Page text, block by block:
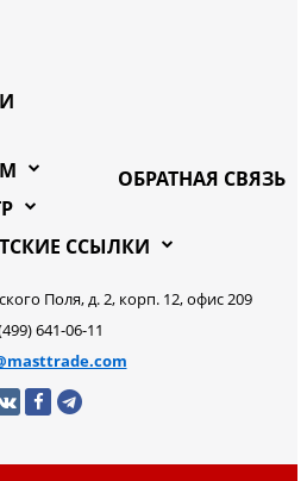
ОБРАТНАЯ СВЯЗЬ
ССЫЛКИ
Поля, д. 2, корп. 12, офис 209
641-06-11